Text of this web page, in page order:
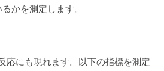
かを測定します。
応にも現れます。以下の指標を測定